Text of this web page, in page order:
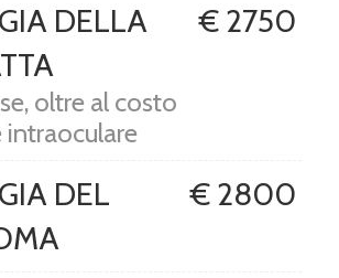
DELLA
€ 2750
oltre al costo
intraoculare
DEL
€ 2800